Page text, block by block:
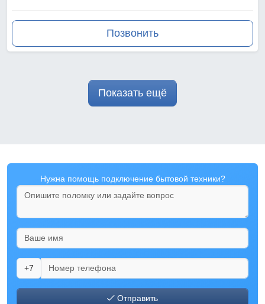
Позвонить
Показать ещё
Нужна помощь подключение бытовой техники?
+7
Отправить